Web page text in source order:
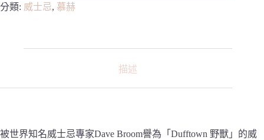
分類: 威士忌, 慕赫
描述
被世界知名威士忌專家Dave Broom譽為「Dufftown 野獸」的威